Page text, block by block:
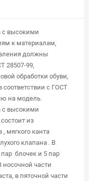
с высокими
к материалам,
должны
28507-99,
обработки обуви,
соответствии с ГОСТ
на модель.
с высокими
из
мягкого канта
клапана . В
блочек и 5 пар
части
в пяточной части